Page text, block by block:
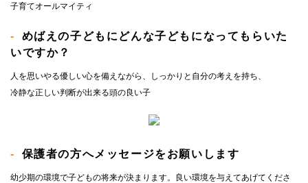
子育てオールマイティ
めばえの子どもにどんな子どもになってもらいた
いですか？
人を思いやる優しい心を備えながら、しっかりと自分の考えを持ち、
冷静な正しい判断が出来る頭の良い子
保護者の方へメッセージをお願いします
幼少期の環境で子どもの将来が決まります。良い環境を与えてあげてくださ